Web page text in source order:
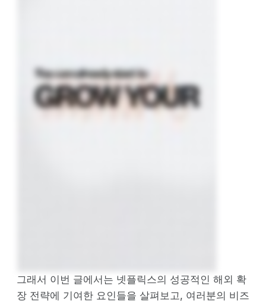
그래서 이번 글에서는 넷플릭스의 성공적인 해외 확
장 전략에 기여한 요인들을 살펴보고, 여러분의 비즈